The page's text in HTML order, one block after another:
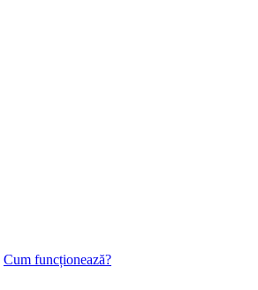
Cum funcționează?